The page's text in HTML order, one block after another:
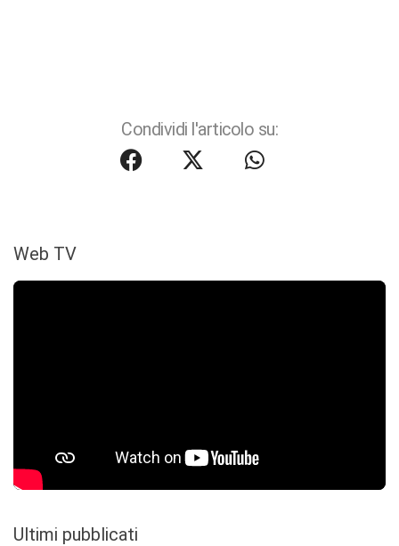
Condividi l'articolo su:
Web TV
Ultimi pubblicati